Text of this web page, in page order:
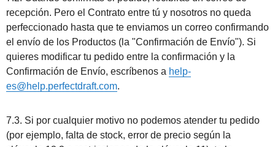
recepción. Pero el Contrato entre tú y nosotros no queda
perfeccionado hasta que te enviamos un correo confirmando
el envío de los Productos (la "Confirmación de Envío"). Si
quieres modificar tu pedido entre la confirmación y la
Confirmación de Envío, escríbenos a help-
es@help.perfectdraft.com.
7.3. Si por cualquier motivo no podemos atender tu pedido
(por ejemplo, falta de stock, error de precio según la